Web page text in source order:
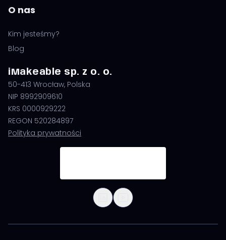
O nas
Kim jesteśmy?
Blog
iMakeable sp. z o. o.
50-413 Wrocław, Polska
NIP 8992909610
KRS 0000929222
REGON 520284897
Polityka prywatności